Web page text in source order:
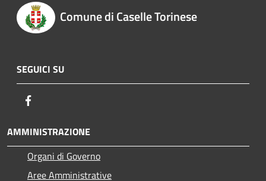
Comune di Caselle Torinese
SEGUICI SU
AMMINISTRAZIONE
Organi di Governo
Aree Amministrative